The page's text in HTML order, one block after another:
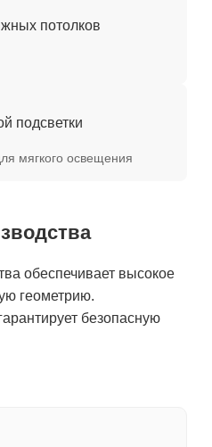
потолков
подсветки
мягкого освещения
обеспечивает высокое
геометрию.
безопасную